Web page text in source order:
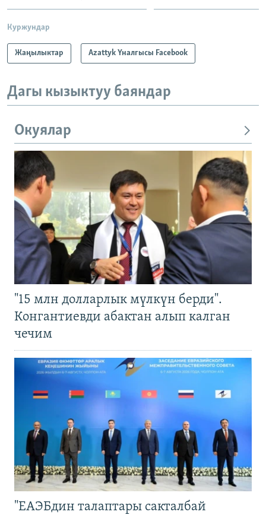
Куржундар
Жаңылыктар Azattyk Үналгысы Facebook
Дагы кызыктуу баяндар
Окуялар
"15 млн долларлык мүлкүн берди".
Конгантиевди абактан алып калган
чечим
"ЕАЭБдин талаптары сакталбай